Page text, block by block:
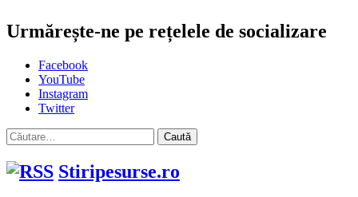
Urmărește-ne pe rețelele de socializare
Facebook
YouTube
Instagram
Twitter
Caută
după:
Stiripesurse.ro